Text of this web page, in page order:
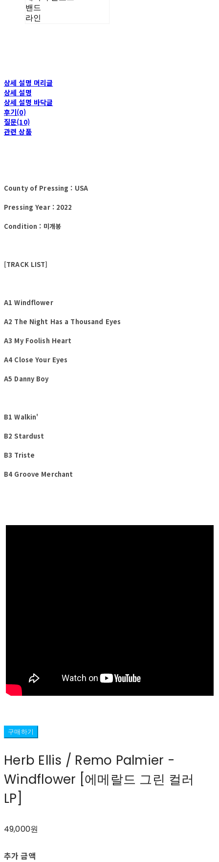
밴드
라인
상세 설명 머리글
상세 설명
상세 설명 바닥글
후기(0)
질문(10)
관련 상품
County of Pressing : USA
Pressing Year : 2022
Condition : 미개봉
[TRACK LIST]
A1 Windflower
A2 The Night Has a Thousand Eyes
A3 My Foolish Heart
A4 Close Your Eyes
A5 Danny Boy
B1 Walkin'
B2 Stardust
B3 Triste
B4 Groove Merchant
구매하기
Herb Ellis / Remo Palmier -
Windflower [에메랄드 그린 컬러
LP]
49,000원
추가 금액